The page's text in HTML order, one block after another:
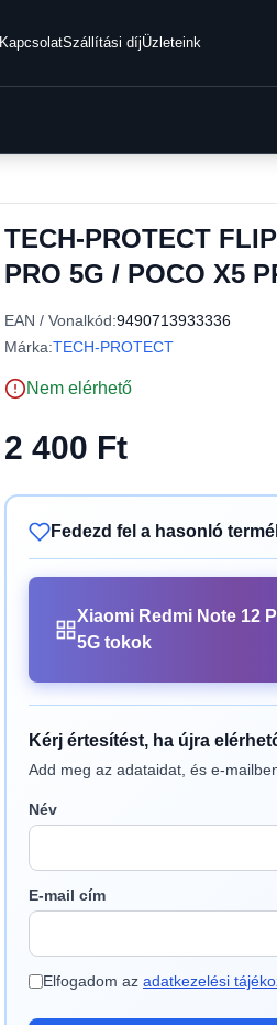
KapcsolatSzállítási díjÜzleteink
TECH-PROTECT
PRO 5G / POCO X5
EAN / Vonalkód:9490713933336
Márka:TECH-PROTECT
Nem elérhető
2 400 Ft
Fedezd fel a hasonló
Xiaomi Redmi Note 12
5G tokok
Kérj értesítést, ha újra
Add meg az adataidat, és e-
Név
E-mail cím
Elfogadom az adatkezelési